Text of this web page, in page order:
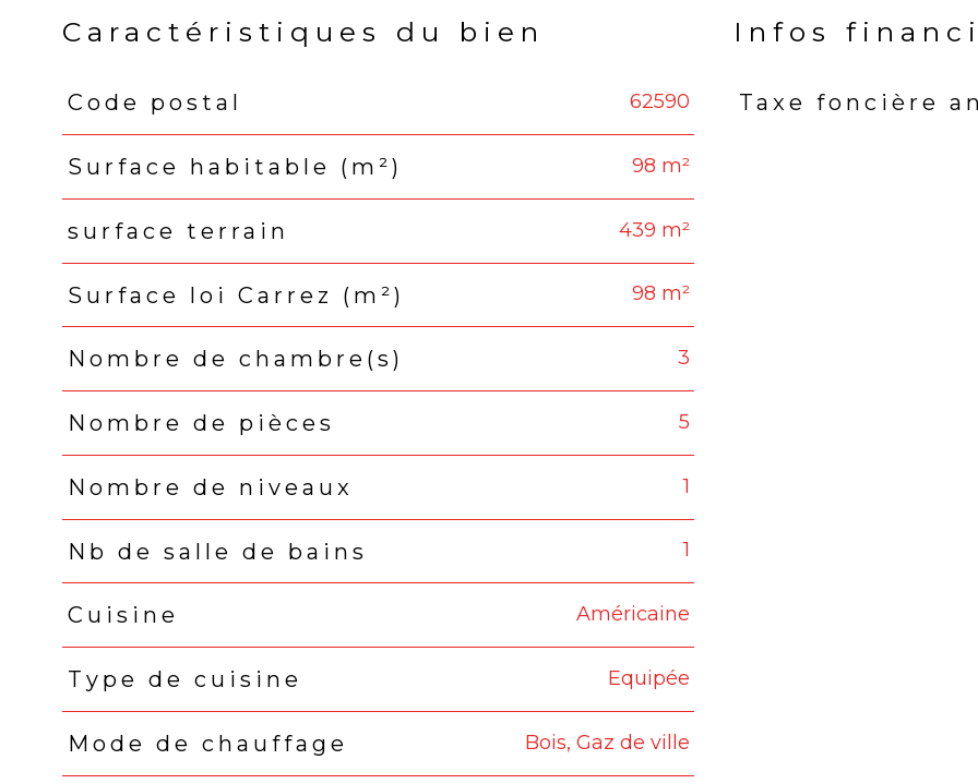
Caractéristiques du bien
Caractéristiques
Code postal 62590
Surface habitable (m²) 98 m²
surface terrain 439 m²
Surface loi Carrez (m²) 98 m²
Nombre de chambre(s) 3
Nombre de pièces 5
Nombre de niveaux 1
Nb de salle de bains 1
Cuisine Américaine
Type de cuisine Equipée
Mode de chauffage Bois, Gaz de ville
Infos
Caractéristiques
Taxe foncière